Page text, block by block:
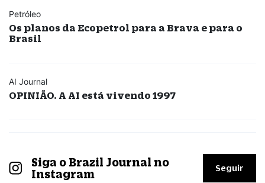
Petróleo
Os planos da Ecopetrol para a Brava e para o
Brasil
AI Journal
OPINIÃO. A AI está vivendo 1997
Siga o Brazil Journal no
Instagram
Seguir